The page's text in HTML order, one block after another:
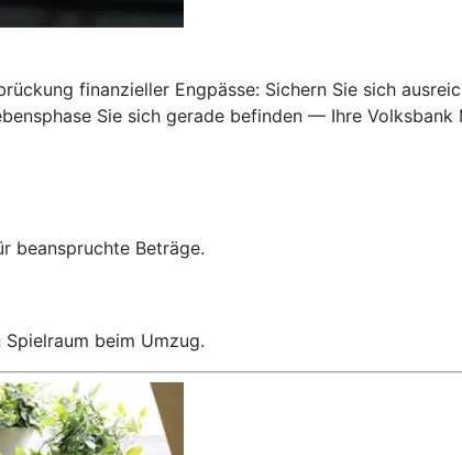
finanzieller Engpässe: Sichern Sie sich
Sie sich gerade befinden — Ihre
beanspruchte Beträge.
beim Umzug.